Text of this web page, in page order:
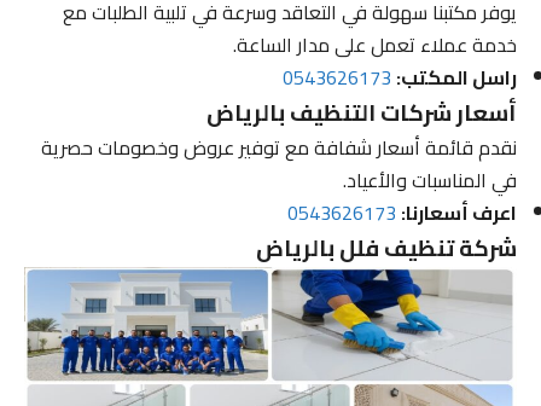
يوفر مكتبنا سهولة في التعاقد وسرعة في تلبية الطلبات مع
خدمة عملاء تعمل على مدار الساعة.
راسل المكتب:0543626173
أسعار شركات التنظيف بالرياض
نقدم قائمة أسعار شفافة مع توفير عروض وخصومات حصرية
في المناسبات والأعياد.
اعرف أسعارنا:0543626173
شركة تنظيف فلل بالرياض